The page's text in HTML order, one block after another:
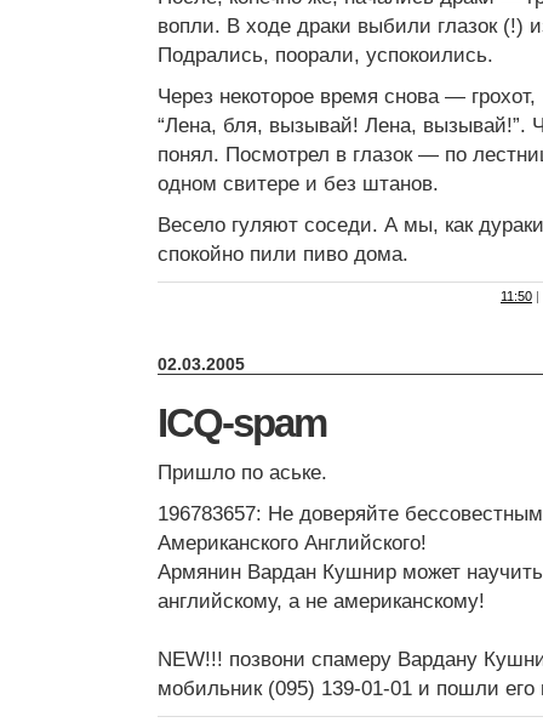
вопли. В ходе драки выбили глазок (!)
Подрались, поорали, успокоились.
Через некоторое время снова —
“Лена, бля, вызывай! Лена, вызывай!”.
понял. Посмотрел в глазок — по
одном свитере и без штанов.
Весело гуляют соседи. А мы, как
спокойно пили пиво дома.
11:50 |
02.03.2005
ICQ-spam
Пришло по аське.
196783657: Не доверяйте
Американского Английского!
Армянин Вардан Кушнир может
английскому, а не американскому!
NEW!!! позвони спамеру Вардану
мобильник (095) 139-01-01 и пошли его